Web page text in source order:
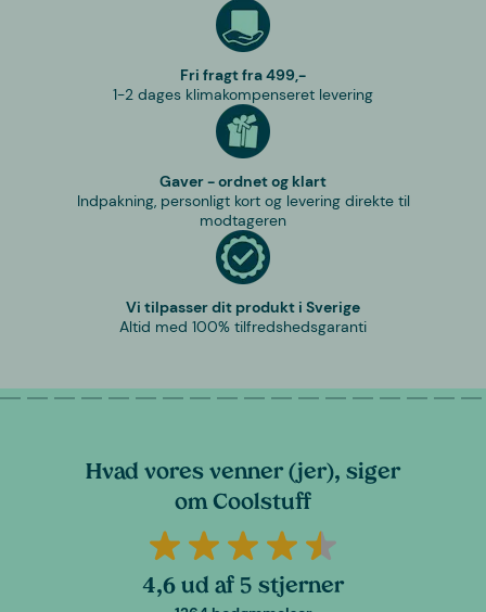
Fri fragt fra 499,-
1-2 dages klimakompenseret levering
Gaver - ordnet og klart
Indpakning, personligt kort og levering direkte til
modtageren
Vi tilpasser dit produkt i Sverige
Altid med 100% tilfredshedsgaranti
Hvad vores venner (jer), siger
om Coolstuff
4,6 ud af 5 stjerner